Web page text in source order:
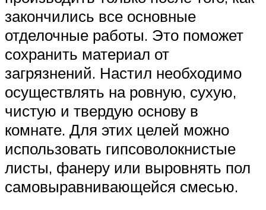
закончились все основные
отделочные работы. Это поможет
сохранить материал от
загрязнений. Настил необходимо
осуществлять на ровную, сухую,
чистую и твердую основу в
комнате. Для этих целей можно
использовать гипсоволокнистые
листы, фанеру или выровнять пол
самовыравнивающейся смесью.